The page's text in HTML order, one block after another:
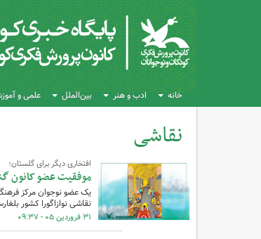
خانه ادب و هنر بین‌الملل علمی و
نقاشی
کل اخبار:43 افتخاری دیگر برای گلستان؛
موفقیت عضو کانون
نقاشی نوازاگورا کشور بلغارستان در سال
۳۱ فروردین ۰۵ - ۰۹:۳۷